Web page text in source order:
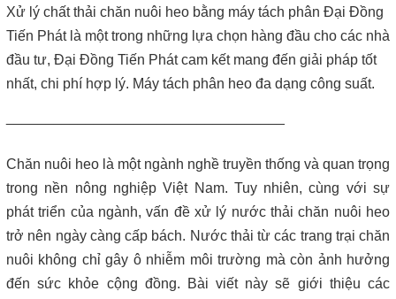
Máy lược rác thô – giải pháp loại bỏ rác hiệu quả trong hệ thống
xử lý nước thải
Bơm màng ARO 1 inch thân nhựa | Hàng sẵn kho – Giá tốt
Bán bộ nguồn thủy lực chính hãng, giá rẻ
Close
Xử lý chất thải chăn nuôi heo bằng máy tách phân Đại Đồng
Tiến Phát là một trong những lựa chọn hàng đầu cho các nhà
đầu tư, Đại Đồng Tiến Phát cam kết mang đến giải pháp tốt
nhất, chi phí hợp lý. Máy tách phân heo đa dạng công suất.
Chăn nuôi heo là một ngành nghề truyền thống và quan trọng
trong nền nông nghiệp Việt Nam. Tuy nhiên, cùng với sự
phát triển của ngành, vấn đề xử lý nước thải chăn nuôi heo
trở nên ngày càng cấp bách. Nước thải từ các trang trại chăn
nuôi không chỉ gây ô nhiễm môi trường mà còn ảnh hưởng
đến sức khỏe cộng đồng. Bài viết này sẽ giới thiệu các